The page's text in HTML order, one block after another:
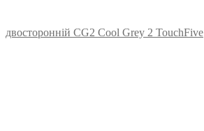
двосторонній CG2 Cool Grey 2 TouchFive